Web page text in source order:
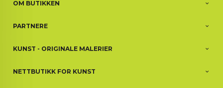
OM BUTIKKEN
PARTNERE
KUNST - ORIGINALE MALERIER
NETTBUTIKK FOR KUNST